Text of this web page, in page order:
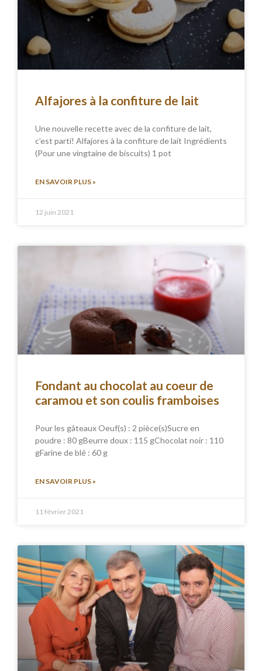
Alfajores à la confiture de lait
Une nouvelle recette avec de la confiture de lait,
c’est parti! Alfajores à la confiture de lait Ingrédients
(Pour une vingtaine de biscuits) 1 pot
EN SAVOIR PLUS »
12 juin 2021
Fondant au chocolat au coeur de
caramou et son coulis framboises
Pour les gâteaux Oeuf(s) : 2 pièce(s)Sucre en
poudre : 80 gBeurre doux : 115 gChocolat noir : 110
gFarine de blé : 60 g
EN SAVOIR PLUS »
11 février 2021